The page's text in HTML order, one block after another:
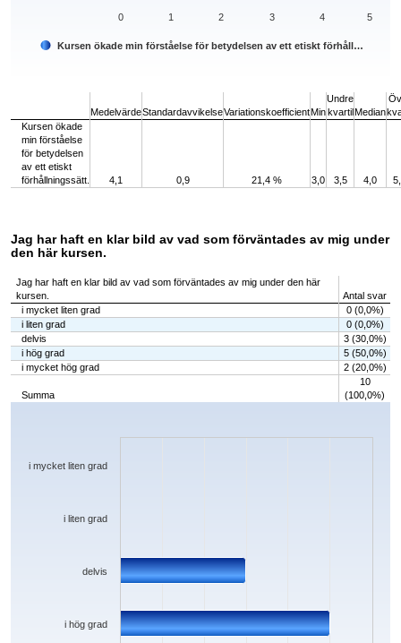
Kursen ökade min förståelse för betydelsen av ett etiskt förhåll…
0 1 2 3 4 5
MedelvärdeStandardavvikelseVariationskoefficientMin
Undre
kvartilMedian
Kursen ökade
min förståelse
för betydelsen
av ett etiskt
förhållningssätt.
4,1 0,9 21,4 % 3,0 3,5 4,0
Jag har haft en klar bild av vad som förväntades av mig under
den här kursen.
Jag har haft en klar bild av vad som förväntades av mig under den här
kursen.
Antal svar
i mycket liten grad
0 (0,0%)
i liten grad
0 (0,0%)
delvis
3 (30,0%)
i hög grad
5 (50,0%)
i mycket hög grad
2 (20,0%)
Summa
10
(100,0%)
Chart
The chart has 1 X axis displaying categories.
i hög grad
delvis
i liten grad
i mycket liten grad